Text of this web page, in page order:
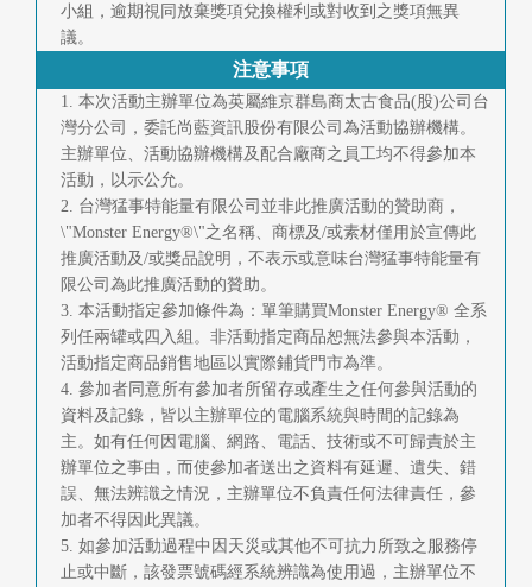
小組，逾期視同放棄獎項兌換權利或對收到之獎項無異
議。
注意事項
1. 本次活動主辦單位為英屬維京群島商太古食品(股)公司台
灣分公司，委託尚藍資訊股份有限公司為活動協辦機構。
主辦單位、活動協辦機構及配合廠商之員工均不得參加本
活動，以示公允。
2. 台灣猛事特能量有限公司並非此推廣活動的贊助商，
\"Monster Energy®\"之名稱、商標及/或素材僅用於宣傳此
推廣活動及/或獎品說明，不表示或意味台灣猛事特能量有
限公司為此推廣活動的贊助。
3. 本活動指定參加條件為：單筆購買Monster Energy® 全系
列任兩罐或四入組。非活動指定商品恕無法參與本活動，
活動指定商品銷售地區以實際鋪貨門市為準。
4. 參加者同意所有參加者所留存或產生之任何參與活動的
資料及記錄，皆以主辦單位的電腦系統與時間的記錄為
主。如有任何因電腦、網路、電話、技術或不可歸責於主
辦單位之事由，而使參加者送出之資料有延遲、遺失、錯
誤、無法辨識之情況，主辦單位不負責任何法律責任，參
加者不得因此異議。
5. 如參加活動過程中因天災或其他不可抗力所致之服務停
止或中斷，該發票號碼經系統辨識為使用過，主辦單位不